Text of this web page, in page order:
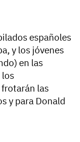
españoles
y los jóvenes
en las
los
las
y para Donald